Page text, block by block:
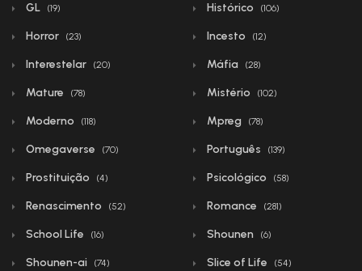
GL (19) Histórico (106)
Horror (23) Incesto (12)
Interestelar (20) Máfia (28)
Mature (78) Mistério (102)
Moderno (118) Mpreg (78)
Omegaverse (70) Português (139)
Prostituição (4) Psicológico (58)
Renascimento (52) Romance (281)
School Life (16) Shounen (6)
Shounen-ai (74) Slice of Life (54)